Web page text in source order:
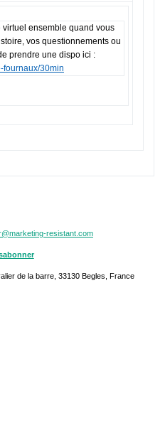
virtuel ensemble quand vous
vos questionnements ou
prendre une dispo ici :
fournaux/30min
resistant.com
de la barre, 33130 Begles, France